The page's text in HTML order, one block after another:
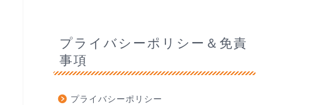
プライバシーポリシー＆免責
事項
プライバシーポリシー